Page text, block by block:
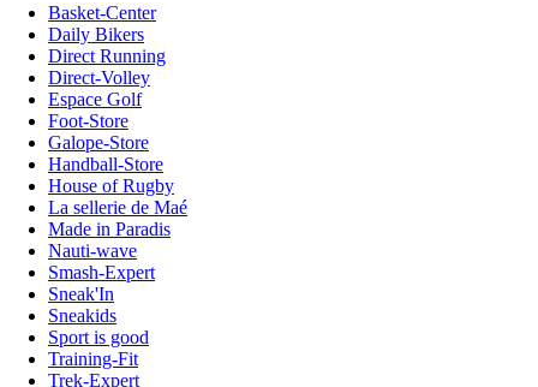
Basket-Center
Daily Bikers
Direct Running
Direct-Volley
Espace Golf
Foot-Store
Galope-Store
Handball-Store
House of Rugby
La sellerie de Maé
Made in Paradis
Nauti-wave
Smash-Expert
Sneak'In
Sneakids
Sport is good
Training-Fit
Trek-Expert